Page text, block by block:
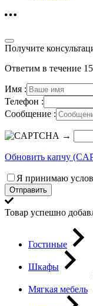
Получите
Ответим в течение
Имя :
Телефон :
Сообщение :
→
Обновить капчу
Я принимаю
Отправить
Товар успешно
Гостиные
Шкафы
Мягкая мебель